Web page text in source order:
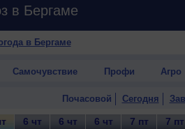
в Бергаме
в Бергаме
Самочувствие Профи Агро
Почасовой Сегодня
6 чт 6 чт 6 чт 7 пт 7 пт